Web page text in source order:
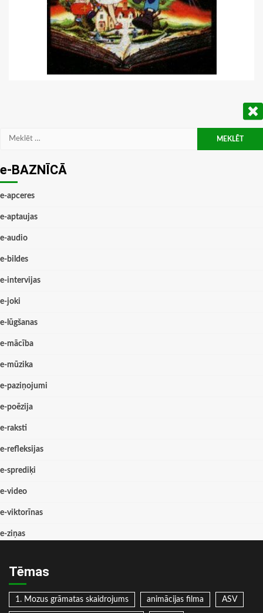
Meklēt:
e-BAZNĪCĀ
e-apceres
e-aptaujas
e-audio
e-bildes
e-intervijas
e-joki
e-lūgšanas
e-mācība
e-mūzika
e-paziņojumi
e-poēzija
e-raksti
e-refleksijas
e-sprediķi
e-video
e-viktorīnas
e-ziņas
Tēmas
1. Mozus grāmatas skaidrojums animācijas filma ASV